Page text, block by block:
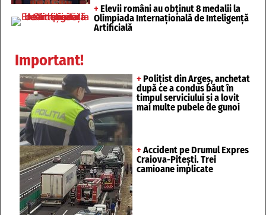
+ Elevii români au obținut 8 medalii la
Olimpiada Internațională de Inteligență
Artificială
Important!
+ Polițist din Argeș, anchetat
după ce a condus băut în
timpul serviciului și a lovit
mai multe pubele de gunoi
+ Accident pe Drumul Expres
Craiova-Pitești. Trei
camioane implicate